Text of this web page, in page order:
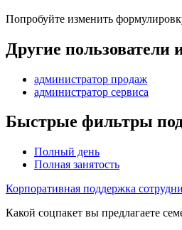
Попробуйте изменить
Другие пользователи
администратор продаж
администратор сервиса
Быстрые фильтры
Полный день
Полная занятость
Корпоративная поддержка
Какой соцпакет вы предлагаете